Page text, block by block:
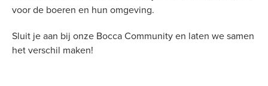
voor de boeren en hun omgeving.
Sluit je aan bij onze Bocca Community en laten we samen
het verschil maken!